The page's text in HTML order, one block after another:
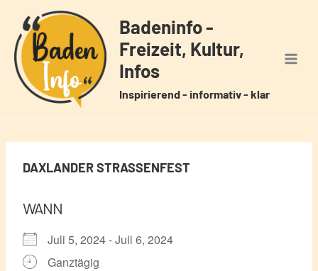
Inhalt
springen
Badeninfo -
Freizeit, Kultur,
Infos
Inspirierend - informativ - klar
DAXLANDER STRASSENFEST
WANN
Juli 5, 2024 - Juli 6, 2024
Ganztägig